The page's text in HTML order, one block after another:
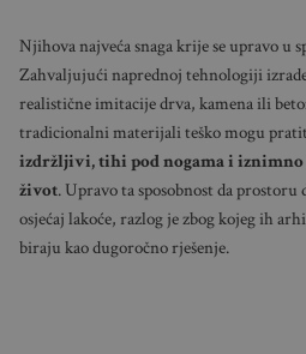
Njihova najveća snaga krije se upravo u
Zahvaljujući naprednoj tehnologiji
realistične imitacije drva, kamena ili
tradicionalni materijali teško mogu
izdržljivi, tihi pod nogama i iznimno
život. Upravo ta sposobnost da
osjećaj lakoće, razlog je zbog kojeg ih
biraju kao dugoročno rješenje.